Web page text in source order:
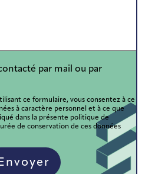
par mail ou par
ce formulaire, vous consentez à ce
à caractère personnel et à ce que
dans la présente politique de
de conservation de ces données